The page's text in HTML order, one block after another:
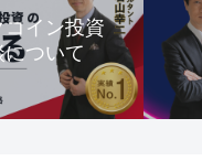
コイン投資
ついて